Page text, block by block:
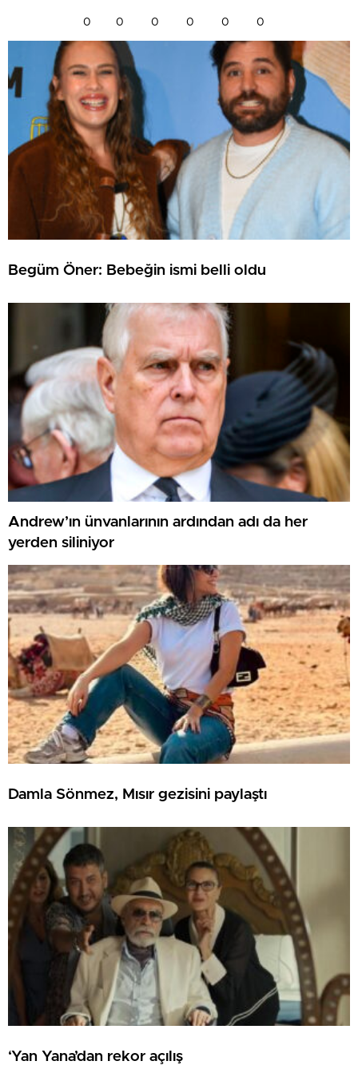
0 0 0 0 0 0
Begüm Öner: Bebeğin ismi belli oldu
Andrew’ın ünvanlarının ardından adı da her
yerden siliniyor
Damla Sönmez, Mısır gezisini paylaştı
‘Yan Yana’dan rekor açılış